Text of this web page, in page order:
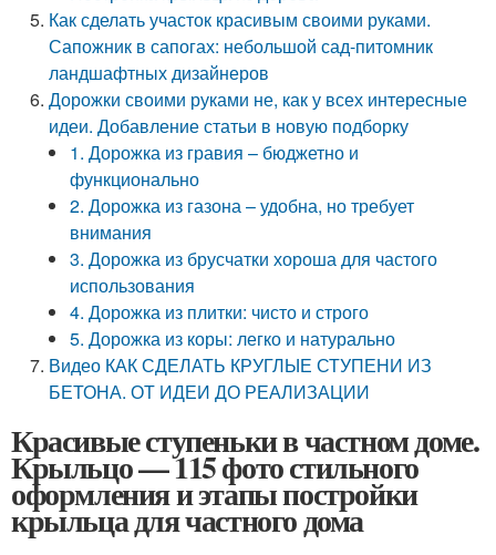
Как сделать участок красивым своими руками.
Сапожник в сапогах: небольшой сад-питомник
ландшафтных дизайнеров
Дорожки своими руками не, как у всех интересные
идеи. Добавление статьи в новую подборку
1. Дорожка из гравия – бюджетно и
функционально
2. Дорожка из газона – удобна, но требует
внимания
3. Дорожка из брусчатки хороша для частого
использования
4. Дорожка из плитки: чисто и строго
5. Дорожка из коры: легко и натурально
Видео КАК СДЕЛАТЬ КРУГЛЫЕ СТУПЕНИ ИЗ
БЕТОНА. ОТ ИДЕИ ДО РЕАЛИЗАЦИИ
Красивые ступеньки в частном доме.
Крыльцо — 115 фото стильного
оформления и этапы постройки
крыльца для частного дома